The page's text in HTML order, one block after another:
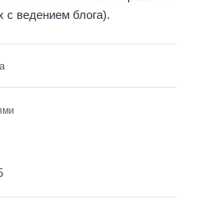
с ведением блога).